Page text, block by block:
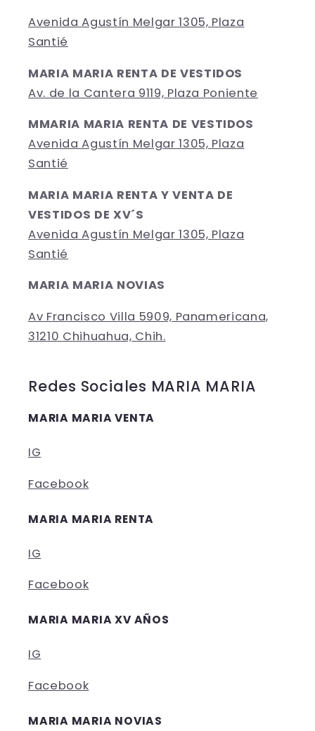
Avenida Agustín Melgar 1305, Plaza
Santié
MARIA MARIA RENTA DE VESTIDOS
Av. de la Cantera 9119, Plaza Poniente
MMARIA MARIA RENTA DE VESTIDOS
Avenida Agustín Melgar 1305, Plaza
Santié
MARIA MARIA RENTA Y VENTA DE
VESTIDOS DE XV´S
Avenida Agustín Melgar 1305, Plaza
Santié
MARIA MARIA NOVIAS
Av Francisco Villa 5909, Panamericana,
31210 Chihuahua, Chih.
Redes Sociales MARIA MARIA
MARIA MARIA VENTA
IG
Facebook
MARIA MARIA RENTA
IG
Facebook
MARIA MARIA XV AÑOS
IG
Facebook
MARIA MARIA NOVIAS